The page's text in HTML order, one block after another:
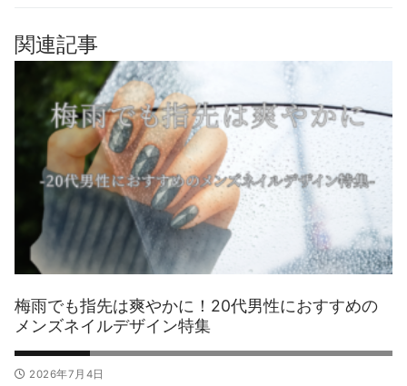
ー
ョ
関連記事
梅雨でも指先は爽やかに！20代男性におすすめの
メンズネイルデザイン特集
2026年7月4日